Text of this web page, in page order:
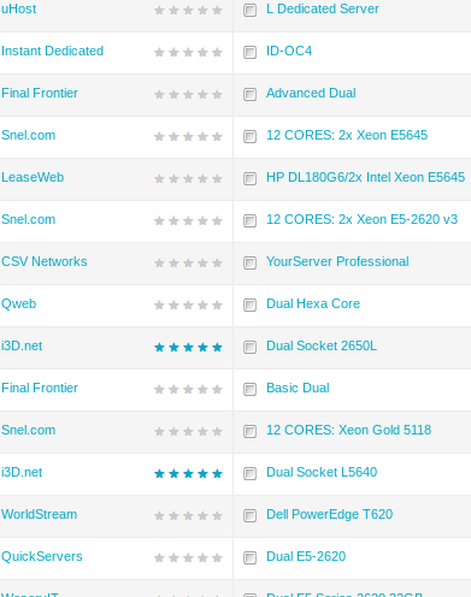
uHost L Dedicated Server
Instant Dedicated ID-OC4
Final Frontier Advanced Dual
Snel.com 12 CORES: 2x Xeon E5645
LeaseWeb HP DL180G6/2x Intel Xeon E5645
Snel.com 12 CORES: 2x Xeon E5-2620 v3
CSV Networks YourServer Professional
Qweb Dual Hexa Core
i3D.net Dual Socket 2650L
Final Frontier Basic Dual
Snel.com 12 CORES: Xeon Gold 5118
i3D.net Dual Socket L5640
WorldStream Dell PowerEdge T620
QuickServers Dual E5-2620